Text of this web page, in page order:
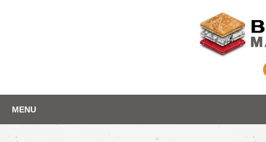
Depozit marmura
content
MENU